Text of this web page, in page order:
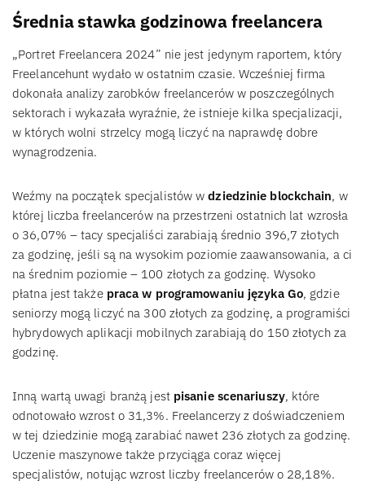
Średnia stawka godzinowa freelancera
„Portret Freelancera 2024” nie jest jedynym raportem, który
Freelancehunt wydało w ostatnim czasie. Wcześniej firma
dokonała analizy zarobków freelancerów w poszczególnych
sektorach i wykazała wyraźnie, że istnieje kilka specjalizacji,
w których wolni strzelcy mogą liczyć na naprawdę dobre
wynagrodzenia.
Weźmy na początek specjalistów wdziedzinie blockchain, w
której liczba freelancerów na przestrzeni ostatnich lat wzrosła
o 36,07% – tacy specjaliści zarabiają średnio 396,7 złotych
za godzinę, jeśli są na wysokim poziomie zaawansowania, a ci
na średnim poziomie – 100 złotych za godzinę. Wysoko
płatna jest także praca w programowaniu języka Go, gdzie
seniorzy mogą liczyć na 300 złotych za godzinę, a programiści
hybrydowych aplikacji mobilnych zarabiają do 150 złotych za
godzinę.
Inną wartą uwagi branżą jest pisanie scenariuszy, które
odnotowało wzrost o 31,3%. Freelancerzy z doświadczeniem
w tej dziedzinie mogą zarabiać nawet 236 złotych za godzinę.
Uczenie maszynowe także przyciąga coraz więcej
specjalistów, notując wzrost liczby freelancerów o 28,18%.